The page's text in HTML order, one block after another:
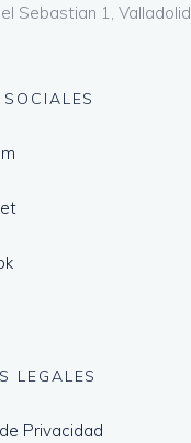
Sebastian 1, Valladolid
LEGALES
Privacidad